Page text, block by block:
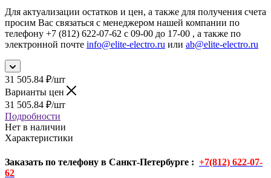
Для актуализации остатков и цен, а также для получения счета
просим Вас связаться с менеджером нашей компании по
телефону +7 (812) 622-07-62 с 09-00 до 17-00 , а также по
электронной почте info@elite-electro.ru или ab@elite-electro.ru
31 505.84 ₽/шт
Варианты цен
31 505.84 ₽/шт
Подробности
Нет в наличии
Характеристики
Заказать по телефону в Санкт-Петербурге : +7(812) 622-07-
62